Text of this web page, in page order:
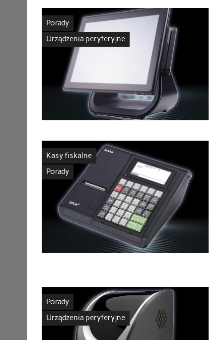
Porady
Urządzenia peryferyjne
Kasy fiskalne
Porady
Porady
Urządzenia peryferyjne